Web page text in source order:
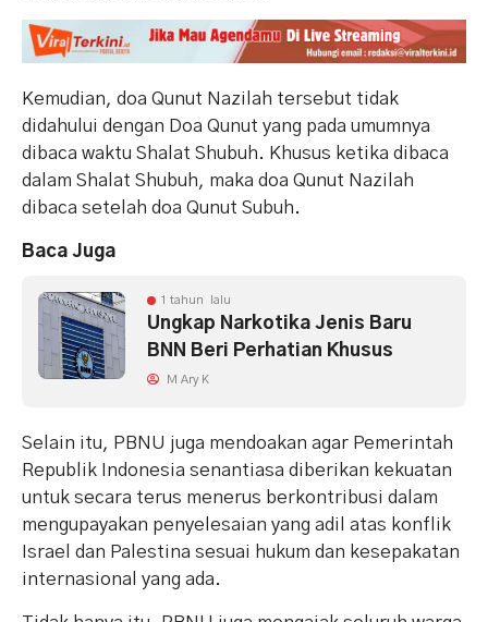
Kemudian, doa Qunut Nazilah tersebut tidak
didahului dengan Doa Qunut yang pada umumnya
dibaca waktu Shalat Shubuh. Khusus ketika dibaca
dalam Shalat Shubuh, maka doa Qunut Nazilah
dibaca setelah doa Qunut Subuh.
Baca Juga
1 tahun lalu
Ungkap Narkotika Jenis Baru
BNN Beri Perhatian Khusus
M Ary K
Selain itu, PBNU juga mendoakan agar Pemerintah
Republik Indonesia senantiasa diberikan kekuatan
untuk secara terus menerus berkontribusi dalam
mengupayakan penyelesaian yang adil atas konflik
Israel dan Palestina sesuai hukum dan kesepakatan
internasional yang ada.